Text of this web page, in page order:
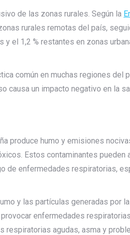
de las zonas rurales. Según la
rurales remotas del país,
y el 1,2 % restantes en zonas
común en muchas regiones del
causa un impacto negativo en la
produce humo y emisiones
Estos contaminantes pueden
de enfermedades respiratorias,
y las partículas generadas por
enfermedades
respiratorias agudas, asma y